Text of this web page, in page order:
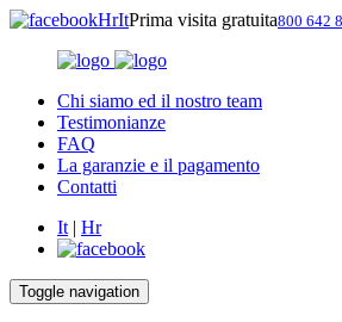
HrItPrima visita gratuita800 642
Chi siamo ed il nostro team
Testimonianze
FAQ
La garanzie e il pagamento
Contatti
It | Hr
Toggle navigation